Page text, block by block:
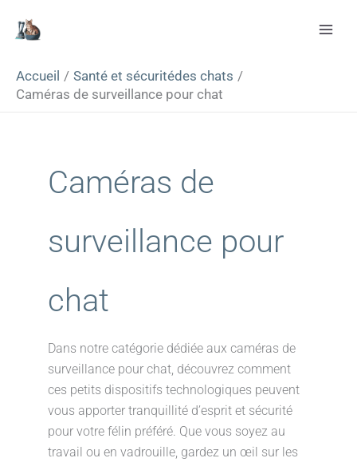
Accueil
Santé et sécuritédes chats
Caméras de surveillance pour chat
Caméras de
surveillance pour
chat
Dans notre catégorie dédiée aux caméras de
surveillance pour chat, découvrez comment
ces petits dispositifs technologiques peuvent
vous apporter tranquillité d’esprit et sécurité
pour votre félin préféré. Que vous soyez au
travail ou en vadrouille, gardez un œil sur les